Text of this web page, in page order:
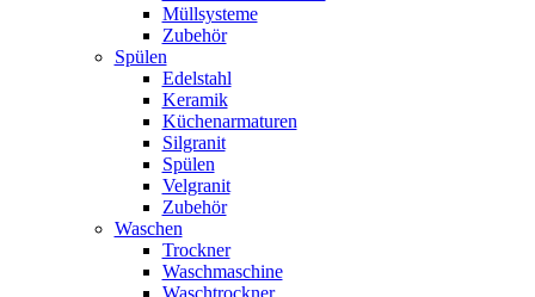
Müllsysteme
Zubehör
Spülen
Edelstahl
Keramik
Küchenarmaturen
Silgranit
Spülen
Velgranit
Zubehör
Waschen
Trockner
Waschmaschine
Waschtrockner